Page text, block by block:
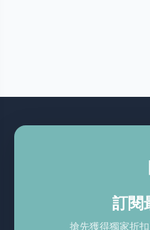
訂閱
搶先獲得獨家折